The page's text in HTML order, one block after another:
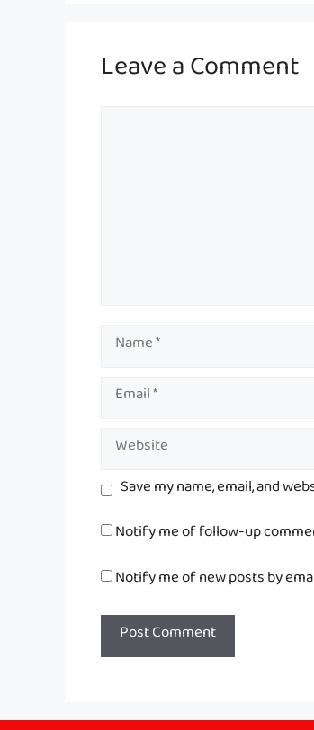
Leave a Comment
Name
Email
Website
Save my name, email, and
Notify me of follow-up
Notify me of new posts by